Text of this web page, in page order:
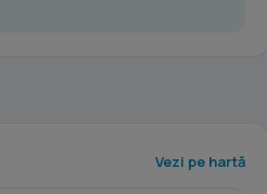
Vezi pe hartă